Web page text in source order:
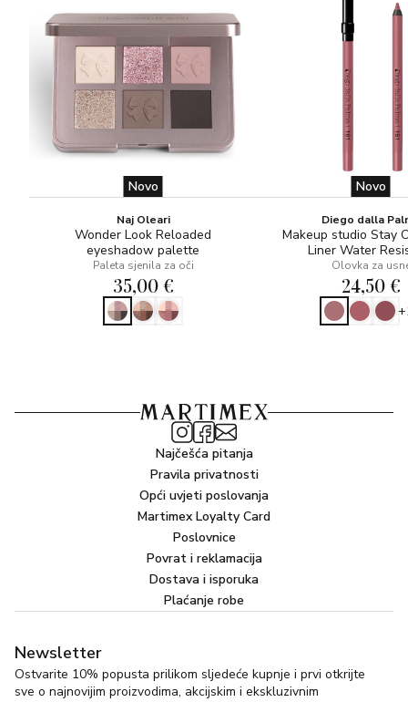
Novo
Naj Oleari
Wonder Look Reloaded
eyeshadow palette
Paleta sjenila za oči
35,00 €
Novo
Diego dalla
Makeup studio Stay
Liner Water
Olovka za
24,50 €
Najčešća pitanja
Pravila privatnosti
Opći uvjeti poslovanja
Martimex Loyalty Card
Poslovnice
Povrat i reklamacija
Dostava i isporuka
Plaćanje robe
Newsletter
Ostvarite 10% popusta prilikom sljedeće kupnje i prvi otkrijte
sve o najnovijim proizvodima, akcijskim i ekskluzivnim